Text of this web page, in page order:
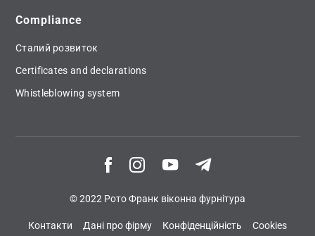
Compliance
Сталий розвиток
Certificates and declarations
Whistleblowing system
© 2022 Рото Франк віконна фурнітура
Контакти Дані про фірму Конфіденційність Cookies